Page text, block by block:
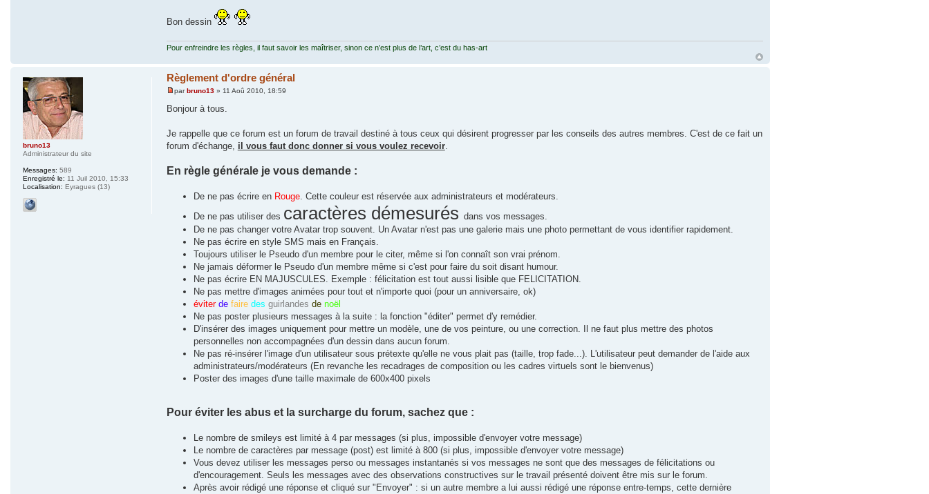
Bon dessin
Pour enfreindre les règles, il faut savoir les maîtriser, sinon ce n’est plus de l’art, c’est du has-art
Règlement d'ordre général
parbruno13» 11 Aoû 2010, 18:59
Bonjour à tous.
Je rappelle que ce forum est un forum de travail destiné à tous ceux qui désirent progresser par les conseils des autres membres. C'est de ce fait un
forum d'échange, il vous faut donc donner si vous voulez recevoir.
En règle générale je vous demande :
De ne pas écrire en Rouge. Cette couleur est réservée aux administrateurs et modérateurs.
De ne pas utiliser des caractères démesurés dans vos messages.
De ne pas changer votre Avatar trop souvent. Un Avatar n'est pas une galerie mais une photo permettant de vous identifier rapidement.
Ne pas écrire en style SMS mais en Français.
Toujours utiliser le Pseudo d'un membre pour le citer, même si l'on connaît son vrai prénom.
Ne jamais déformer le Pseudo d'un membre même si c'est pour faire du soit disant humour.
Ne pas écrire EN MAJUSCULES. Exemple : félicitation est tout aussi lisible que FELICITATION.
Ne pas mettre d'images animées pour tout et n'importe quoi (pour un anniversaire, ok)
éviter de faire des guirlandes de noël
Ne pas poster plusieurs messages à la suite : la fonction "éditer" permet d'y remédier.
D'insérer des images uniquement pour mettre un modèle, une de vos peinture, ou une correction. Il ne faut plus mettre des photos
personnelles non accompagnées d'un dessin dans aucun forum.
Ne pas ré-insérer l'image d'un utilisateur sous prétexte qu'elle ne vous plait pas (taille, trop fade...). L'utilisateur peut demander de l'aide aux
administrateurs/modérateurs (En revanche les recadrages de composition ou les cadres virtuels sont le bienvenus)
Poster des images d'une taille maximale de 600x400 pixels
Pour éviter les abus et la surcharge du forum, sachez que :
Le nombre de smileys est limité à 4 par messages (si plus, impossible d'envoyer votre message)
Le nombre de caractères par message (post) est limité à 800 (si plus, impossible d'envoyer votre message)
Vous devez utiliser les messages perso ou messages instantanés si vos messages ne sont que des messages de félicitations ou
d'encouragement. Seuls les messages avec des observations constructives sur le travail présenté doivent être mis sur le forum.
Après avoir rédigé une réponse et cliqué sur "Envoyer" : si un autre membre a lui aussi rédigé une réponse entre-temps, cette dernière
bruno13
Administrateur du site
Messages: 589
Enregistré le: 11 Juil 2010, 15:33
Localisation: Eyragues (13)